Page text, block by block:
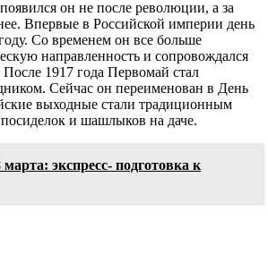
он не после революции, а за
Впервые в Российской империи день
Со временем он все больше
направленность и сопровождался
1917 года Первомай стал
Сейчас он переименован в День
выходные стали традиционным
и шашлыков на даче.
марта: экспресс- подготовка к